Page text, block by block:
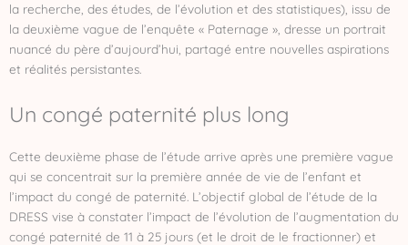
la recherche, des études, de l’évolution et des statistiques), issu de
la deuxième vague de l’enquête « Paternage », dresse un portrait
nuancé du père d’aujourd’hui, partagé entre nouvelles aspirations
et réalités persistantes.
Un congé paternité plus long
Cette deuxième phase de l’étude arrive après une première vague
qui se concentrait sur la première année de vie de l’enfant et
l’impact du congé de paternité. L’objectif global de l’étude de la
DRESS vise à constater l’impact de l’évolution de l’augmentation du
congé paternité de 11 à 25 jours (et le droit de le fractionner) et